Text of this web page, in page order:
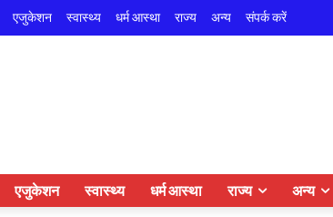
एजुकेशन स्वास्थ्य धर्म आस्था राज्य अन्य संपर्क करें
एजुकेशन स्वास्थ्य धर्म आस्था राज्य अन्य